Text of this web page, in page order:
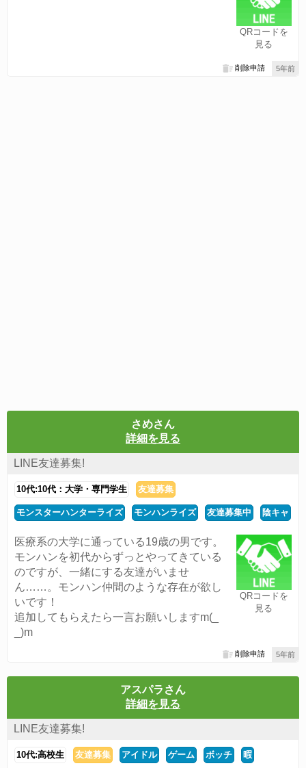
QRコードを
見る
5年前
削除申請
さめさん
詳細を見る
LINE友達募集!
10代:10代：大学・専門学生 友達募集
モンスターハンターライズ モンハンライズ 友達募集中 陰キャ
QRコードを
見る
医療系の大学に通っている19歳の男です。
モンハンを初代からずっとやってきている
のですが、一緒にする友達がいませ
ん……。モンハン仲間のような存在が欲し
いです！
追加してもらえたら一言お願いしますm(_
_)m
5年前
削除申請
アスパラさん
詳細を見る
LINE友達募集!
10代:高校生 友達募集 アイドル ゲーム ボッチ 暇